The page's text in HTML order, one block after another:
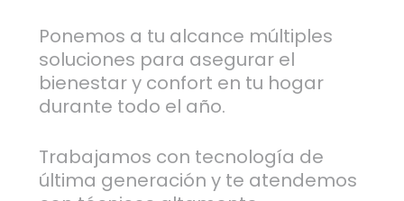
Ponemos a tu alcance múltiples
soluciones para asegurar el
bienestar y confort en tu hogar
durante todo el año.
Trabajamos con tecnología de
última generación y te atendemos